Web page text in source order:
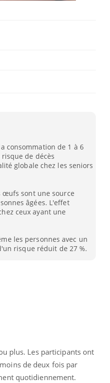
consommation de 1 à 6
de décès
globale chez les seniors
œufs sont une source
âgées. L'effet
ceux ayant une
les personnes avec un
risque réduit de 27 %.
plus. Les participants ont
de deux fois par
quotidiennement.